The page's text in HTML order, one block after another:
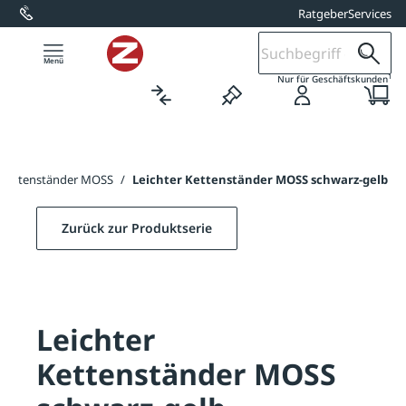
springen RatgeberServices
Nur für Geschäftskunden1
MOSS / Leichter Kettenständer MOSS schwarz-gelb
Zurück zur Produktserie
Leichter
Kettenständer MOSS